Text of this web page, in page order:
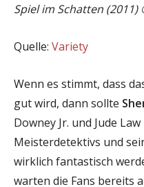
Spiel im Schatten
Quelle: Variety
Wenn es stimmt, dass
gut wird, dann sollte
Downey Jr. und Jude
Meisterdetektivs und
wirklich fantastisch
warten die Fans bereits